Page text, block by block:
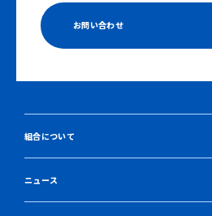
お問い合わせ
組合について
ニュース